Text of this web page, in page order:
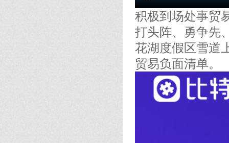
积极到场处事贸
打头阵、勇争先
花湖度假区雪道
贸易负面清单。